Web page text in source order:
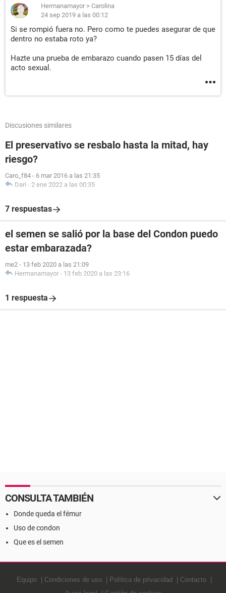
Hermanamayor > Carolina
24 sep 2019 a las 00:12
Si se rompió fuera no. Pero como te puedes asegurar de que
dentro no estaba roto ya?
Hazte una prueba de embarazo cuando pasen 15 días del
acto sexual.
Discusiones similares
El preservativo se resbalo hasta la mitad, hay
riesgo?
Caro_f84 - 6 mar 2016 a las 21:35
Dari - 2 ene 2022 a las 00:35
7 respuestas
el semen se salió por la base del Condon puedo
estar embarazada?
me2 - 13 feb 2020 a las 21:09
Hermanamayor - 13 feb 2020 a las 23:16
1 respuesta
CONSULTA TAMBIÉN
Donde queda el fémur
Uso de condon
Que es el semen
Equipo Condiciones de uso Política de privacidad
Contacto